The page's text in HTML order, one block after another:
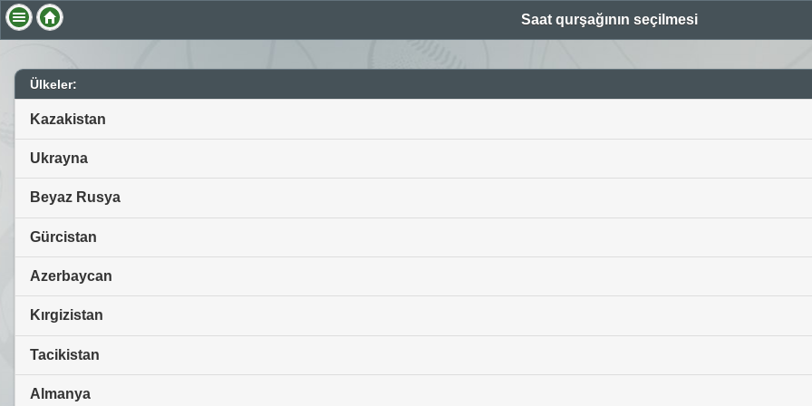
Saat qurşağının seçilmesi
Ülkeler:
Kazakistan
Ukrayna
Beyaz Rusya
Gürcistan
Azerbaycan
Kırgizistan
Tacikistan
Almanya